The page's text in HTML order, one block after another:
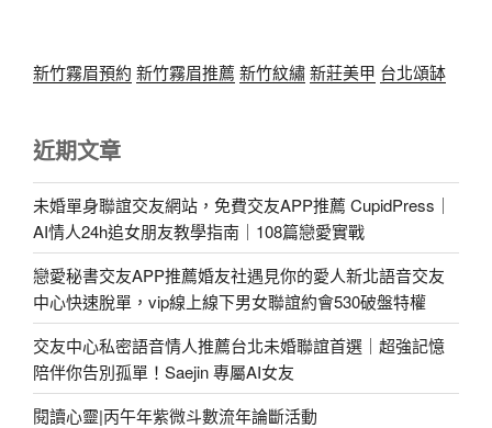
新竹霧眉預約 新竹霧眉推薦 新竹紋繡新莊美甲 台北頌缽
近期文章
未婚單身聯誼交友網站，免費交友APP推薦 CupidPress｜
AI情人24h追女朋友教學指南｜108篇戀愛實戰
戀愛秘書交友APP推薦婚友社遇見你的愛人新北語音交友
中心快速脫單，vip線上線下男女聯誼約會530破盤特權
交友中心私密語音情人推薦台北未婚聯誼首選｜超強記憶
陪伴你告別孤單！Saejin 專屬AI女友
閱讀心靈|丙午年紫微斗數流年論斷活動